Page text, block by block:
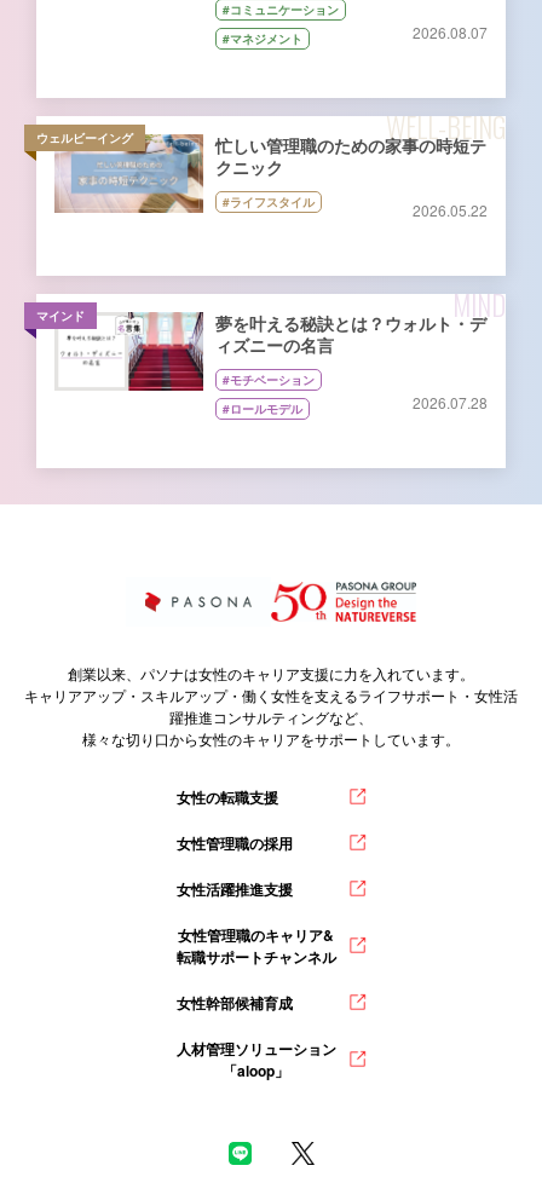
#コミュニケーション
#マネジメント
2026.08.07
ウェルビーイング WELL-BEING
忙しい管理職のための家事の時短テ
クニック
#ライフスタイル 2026.05.22
マインド MIND
夢を叶える秘訣とは？ウォルト・デ
ィズニーの名言
#モチベーション
#ロールモデル
2026.07.28
創業以来、パソナは女性のキャリア支援に力を入れています。
キャリアアップ・スキルアップ・働く女性を支えるライフサポート・女性活
躍推進コンサルティングなど、
様々な切り口から女性のキャリアをサポートしています。
女性の転職支援
女性管理職の採用
女性活躍推進支援
女性管理職のキャリア&
転職サポートチャンネル
女性幹部候補育成
人材管理ソリューション
「aloop」